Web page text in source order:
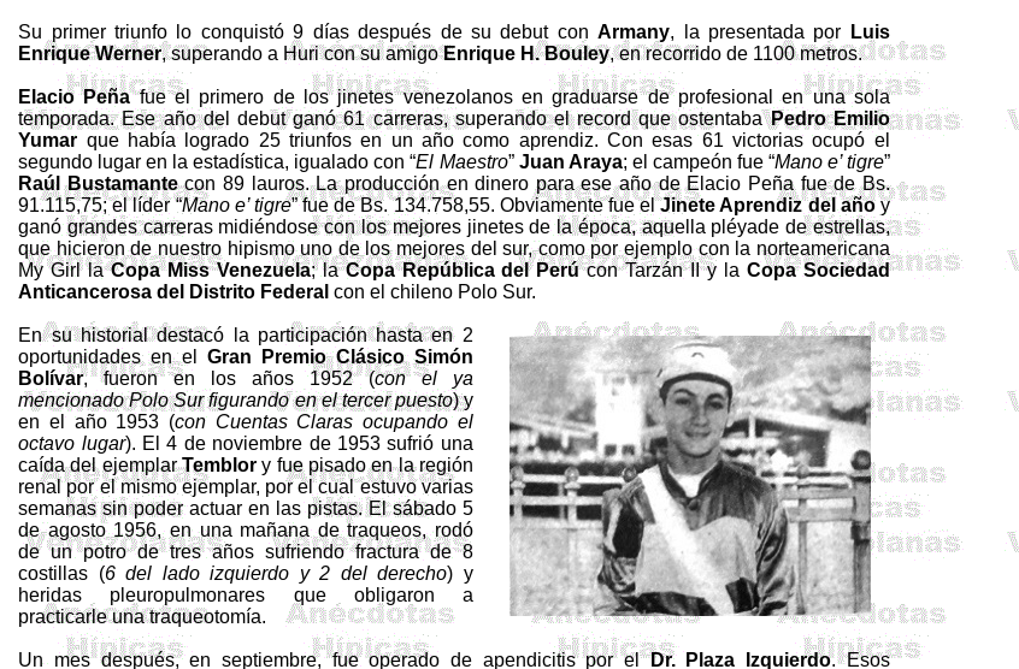
Su primer triunfo lo conquistó 9 días después de su debut conArmany, la presentada por
Luis
Enrique Werner, superando a Huricon su amigoEnrique H.Bouley, en recorrido de 1100 metros.
ElacioPeñafue el primero de los jinetes venezolanos en graduarse de profesional en una sola
temporada. Ese año del debut ganó 61 carreras, superando el record que ostentabaPedro Emilio
Yumar que había logrado 25 triunfos en un año como aprendiz. Con esas 61 victorias ocupó el
segundo lugar en la estadística, igualado con “El Maestro” Juan Araya; el campeón fue “Mano e’ tigre”
Raúl Bustamantecon 89 lauros. La producción en dinero para ese año deElacio Peña fue de Bs.
91.115,75; el líder “Mano e’ tigre” fue de Bs. 134.758,55. Obviamente fue elJinete Aprendiz del añoy
ganó grandes carreras midiéndose con los mejores jinetes de la época, aquella pléyade de estrellas,
que hicieron de nuestro hipismo uno de los mejores del sur, como por ejemplo con la norteamericana
My GirllaCopa Miss Venezuela; laCopa República del Perúcon Tarzán II y la Copa Sociedad
Anticancerosa del Distrito Federal con el chileno Polo Sur.
En su historial destacó la participación hasta en 2
oportunidades en el Gran Premio Clásico Simón
Bolívar, fueron en los años 1952 (con el ya
mencionado Polo Sur figurando en el tercer puesto) y
en el año 1953 (con Cuentas Claras ocupando el
octavo lugar). El 4 de noviembre de 1953 sufrió una
caída del ejemplarTemblor y fue pisado en la región
renal por el mismo ejemplar, por el cual estuvo varias
semanas sin poder actuar en las pistas. El sábado 5
de agosto 1956, en una mañana de traqueos, rodó
de un potro de tres años sufriendo fractura de 8
costillas (6 del lado izquierdo y 2 del derecho) y
heridas pleuropulmonares que obligaron a
practicarle una traqueotomía.
Un mes después, en septiembre, fue operado de apendicitis por elDr. Plaza Izquierdo. Esos